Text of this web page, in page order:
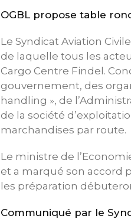
OGBL propose table
Le Syndicat Aviation
de laquelle tous les
Cargo Centre Findel.
gouvernement, des
handling », de
de la société
marchandises par route.
Le ministre de
et a marqué son accord
les préparation
Communiqué par le